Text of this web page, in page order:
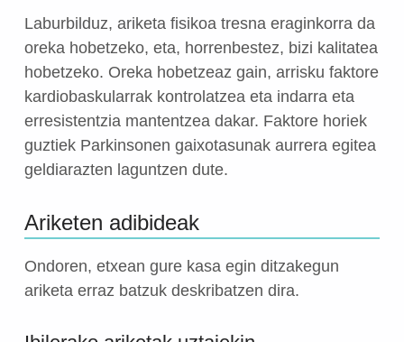
Laburbilduz, ariketa fisikoa tresna eraginkorra da
oreka hobetzeko, eta, horrenbestez, bizi kalitatea
hobetzeko. Oreka hobetzeaz gain, arrisku faktore
kardiobaskularrak kontrolatzea eta indarra eta
erresistentzia mantentzea dakar. Faktore horiek
guztiek Parkinsonen gaixotasunak aurrera egitea
geldiarazten laguntzen dute.
Ariketen adibideak
Ondoren, etxean gure kasa egin ditzakegun
ariketa erraz batzuk deskribatzen dira.